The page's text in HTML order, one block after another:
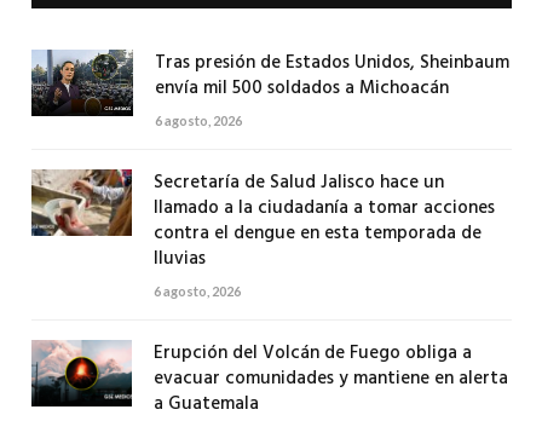
Tras presión de Estados Unidos, Sheinbaum
envía mil 500 soldados a Michoacán
6 agosto, 2026
Secretaría de Salud Jalisco hace un
llamado a la ciudadanía a tomar acciones
contra el dengue en esta temporada de
lluvias
6 agosto, 2026
Erupción del Volcán de Fuego obliga a
evacuar comunidades y mantiene en alerta
a Guatemala